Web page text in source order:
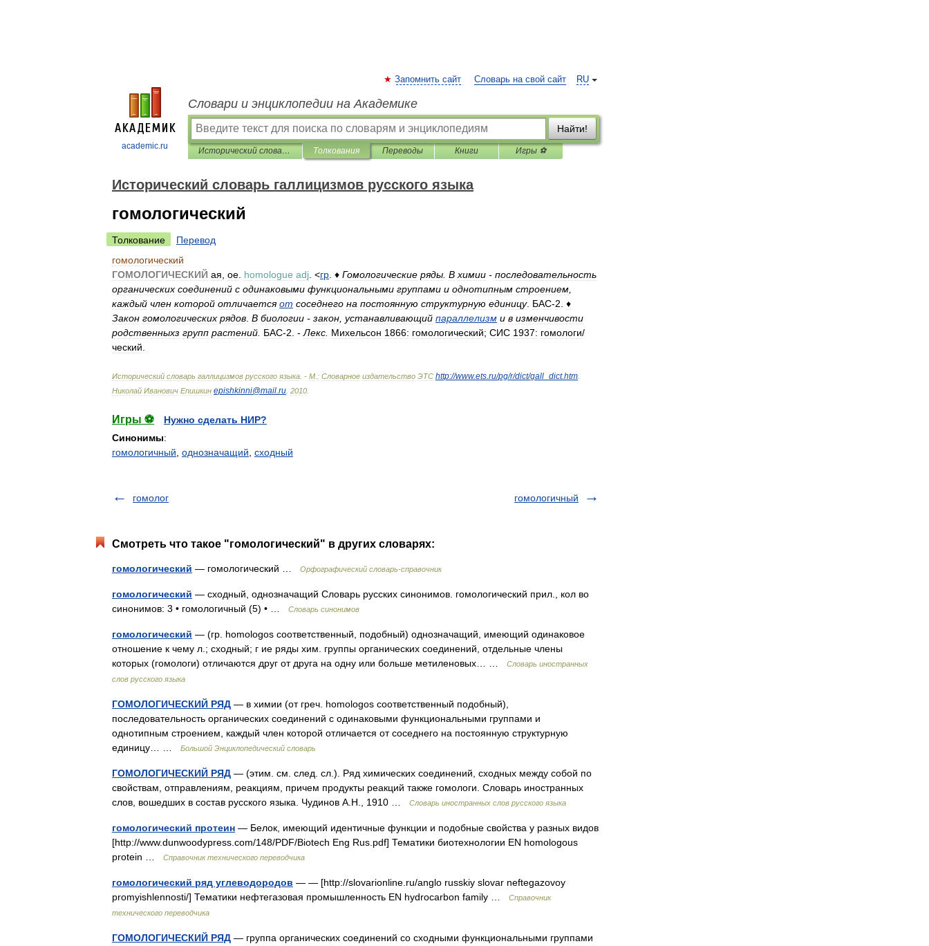
academic.ru
RU
Запомнить сайт Словарь на свой сайт
Словари и энциклопедии на Академике
Найти!
Исторический словарь галлицизмов русского языка Толкования Переводы Книги Игры ⚽
Исторический словарь галлицизмов русского языка
гомологический
Толкование
Перевод
гомологический
ГОМОЛОГИЧЕСКИЙ ая ое homologue adj . <гр ♦ Гомологические ряды В химии - последовательность
органических соединений с одинаковыми функциональными группами и однотипным строением
каждый член которой отличается от соседнего на постоянную структурную единицу. БАС-2 ♦
Закон гомологических рядов В биологии - закон устанавливающий параллелизм и в изменчивости
родственныхз групп растений БАС-2 . - Лекс Михельсон 1866: гомологический; СИС 1937: гомологи/
ческий
Исторический словарь галлицизмов русского языка . - М : Словарное издательство ЭТС http://www.ets.ru/pg/r/dict/gall dict.htm
Николай Иванович Епишкин epishkinni@mail.ru 2010
Игры ⚽
Нужно сделать НИР?
Синонимы:
гомологичный однозначащий сходный
гомолог гомологичный
Смотреть что такое "гомологический" в других словарях:
гомологический — гомологический … Орфографический словарь-справочник
гомологический — сходный, однозначащий Словарь русских синонимов. гомологический прил., кол во
синонимов: 3 • гомологичный (5) • …
Словарь синонимов
гомологический — (гр. homologos соответственный, подобный) однозначащий, имеющий одинаковое
отношение к чему л.; сходный; г ие ряды хим. группы органических соединений, отдельные члены
которых (гомологи) отличаются друг от друга на одну или больше метиленовых… …
Словарь иностранных
слов русского языка
ГОМОЛОГИЧЕСКИЙ РЯД — в химии (от греч. homologos соответственный подобный),
последовательность органических соединений с одинаковыми функциональными группами и
однотипным строением, каждый член которой отличается от соседнего на постоянную структурную
единицу… …
Большой Энциклопедический словарь
ГОМОЛОГИЧЕСКИЙ РЯД — (этим. см. след. сл.). Ряд химических соединений, сходных между собой по
свойствам, отправлениям, реакциям, причем продукты реакций также гомологи. Словарь иностранных
слов, вошедших в состав русского языка. Чудинов А.Н., 1910 …
Словарь иностранных слов русского языка
гомологический протеин — Белок, имеющий идентичные функции и подобные свойства у разных видов
[http://www.dunwoodypress.com/148/PDF/Biotech Eng Rus.pdf] Тематики биотехнологии EN homologous
protein …
Справочник технического переводчика
гомологический ряд углеводородов — — [http://slovarionline.ru/anglo russkiy slovar neftegazovoy
promyishlennosti/] Тематики нефтегазовая промышленность EN hydrocarbon family …
Справочник
технического переводчика
ГОМОЛОГИЧЕСКИЙ РЯД — группа органических соединений со сходными функциональными группами